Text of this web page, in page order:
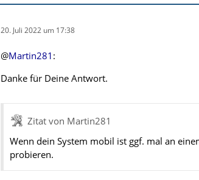
20. Juli 2022 um 17:38
@Martin281 :
Danke für Deine Antwort.
Zitat von Martin281
Wenn dein System mobil ist ggf. mal an
probieren.